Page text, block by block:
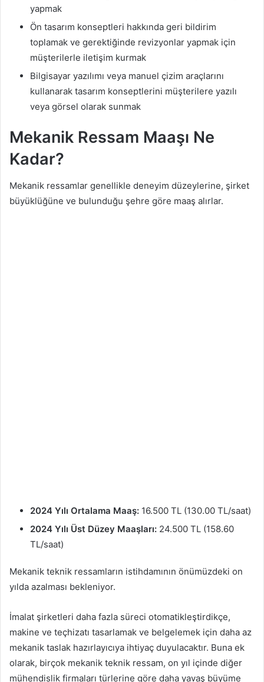
yapmak
Ön tasarım konseptleri hakkında geri bildirim
toplamak ve gerektiğinde revizyonlar yapmak için
müşterilerle iletişim kurmak
Bilgisayar yazılımı veya manuel çizim araçlarını
kullanarak tasarım konseptlerini müşterilere yazılı
veya görsel olarak sunmak
Mekanik Ressam Maaşı Ne
Kadar?
Mekanik ressamlar genellikle deneyim düzeylerine, şirket
büyüklüğüne ve bulunduğu şehre göre maaş alırlar.
2024 Yılı Ortalama Maaş: 16.500 TL (130.00 TL/saat)
2024 Yılı Üst Düzey Maaşları: 24.500 TL (158.60
TL/saat)
Mekanik teknik ressamların istihdamının önümüzdeki on
yılda azalması bekleniyor.
İmalat şirketleri daha fazla süreci otomatikleştirdikçe,
makine ve teçhizatı tasarlamak ve belgelemek için daha az
mekanik taslak hazırlayıcıya ihtiyaç duyulacaktır. Buna ek
olarak, birçok mekanik teknik ressam, on yıl içinde diğer
mühendislik firmaları türlerine göre daha yavaş büyüme